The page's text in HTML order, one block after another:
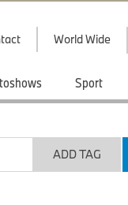
World Wide
Sport
ADD TAG